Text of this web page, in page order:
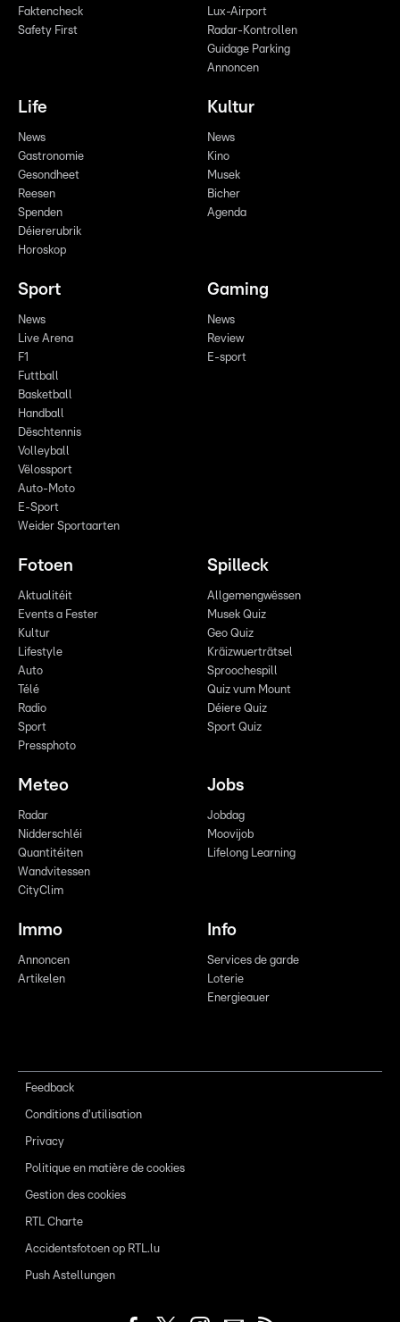
Faktencheck
Safety First
Lux-Airport
Radar-Kontrollen
Guidage Parking
Annoncen
Life
News
Gastronomie
Gesondheet
Reesen
Spenden
Déiererubrik
Horoskop
Kultur
News
Kino
Musek
Bicher
Agenda
Sport
News
Live Arena
F1
Futtball
Basketball
Handball
Dëschtennis
Volleyball
Vëlossport
Auto-Moto
E-Sport
Weider Sportaarten
Gaming
News
Review
E-sport
Fotoen
Aktualitéit
Events a Fester
Kultur
Lifestyle
Auto
Télé
Radio
Sport
Pressphoto
Spilleck
Allgemengwëssen
Musek Quiz
Geo Quiz
Kräizwuerträtsel
Sproochespill
Quiz vum Mount
Déiere Quiz
Sport Quiz
Meteo
Radar
Nidderschléi
Quantitéiten
Wandvitessen
CityClim
Jobs
Jobdag
Moovijob
Lifelong Learning
Immo
Annoncen
Artikelen
Info
Services de garde
Loterie
Energieauer
Feedback
Conditions d'utilisation
Privacy
Politique en matière de cookies
Gestion des cookies
RTL Charte
Accidentsfotoen op RTL.lu
Push Astellungen